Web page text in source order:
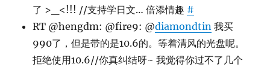
了 >_<!!! //支持学日文… 倍添情趣 #
RT @hengdm: @fire9: @diamondtin 我买
990了，但是带的是10.6的。等着清风的光盘呢。
拒绝使用10.6//你真纠结呀~ 我觉得你过不了几个